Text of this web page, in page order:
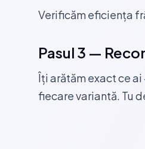
Verificăm eficiența
Pasul 3 —
Îți arătăm exact ce
fiecare variantă. Tu